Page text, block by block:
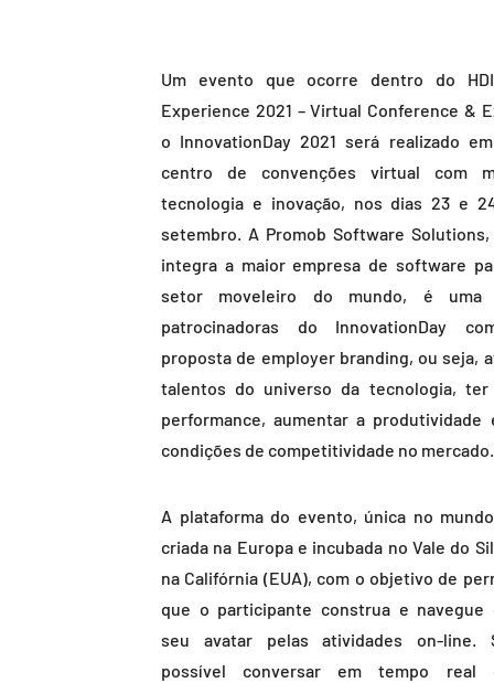
Um evento que ocorre dentro do
Experience 2021 – Virtual Conference &
o InnovationDay 2021 será realizado
centro de convenções virtual com
tecnologia e inovação, nos dias 23 e
setembro. A Promob Software
integra a maior empresa de software
setor moveleiro do mundo, é uma
patrocinadoras do InnovationDay
proposta de employer branding, ou seja,
talentos do universo da tecnologia, ter
performance, aumentar a produtividade
condições de competitividade no mercado.
A plataforma do evento, única no
criada na Europa e incubada no Vale do
na Califórnia (EUA), com o objetivo de
que o participante construa e navegue
seu avatar pelas atividades on-line.
possível conversar em tempo real